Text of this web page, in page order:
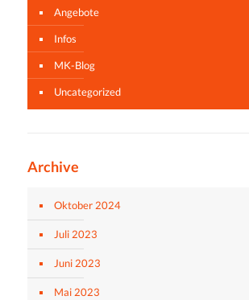
Angebote
Infos
MK-Blog
Uncategorized
Archive
Oktober 2024
Juli 2023
Juni 2023
Mai 2023